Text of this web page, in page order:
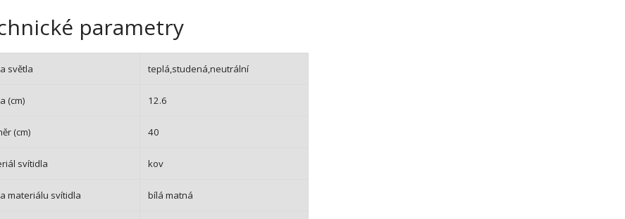
parametry
světla teplá,studená,neutrální
(cm) 12.6
(cm) 40
svítidla kov
materiálu svítidla bílá matná